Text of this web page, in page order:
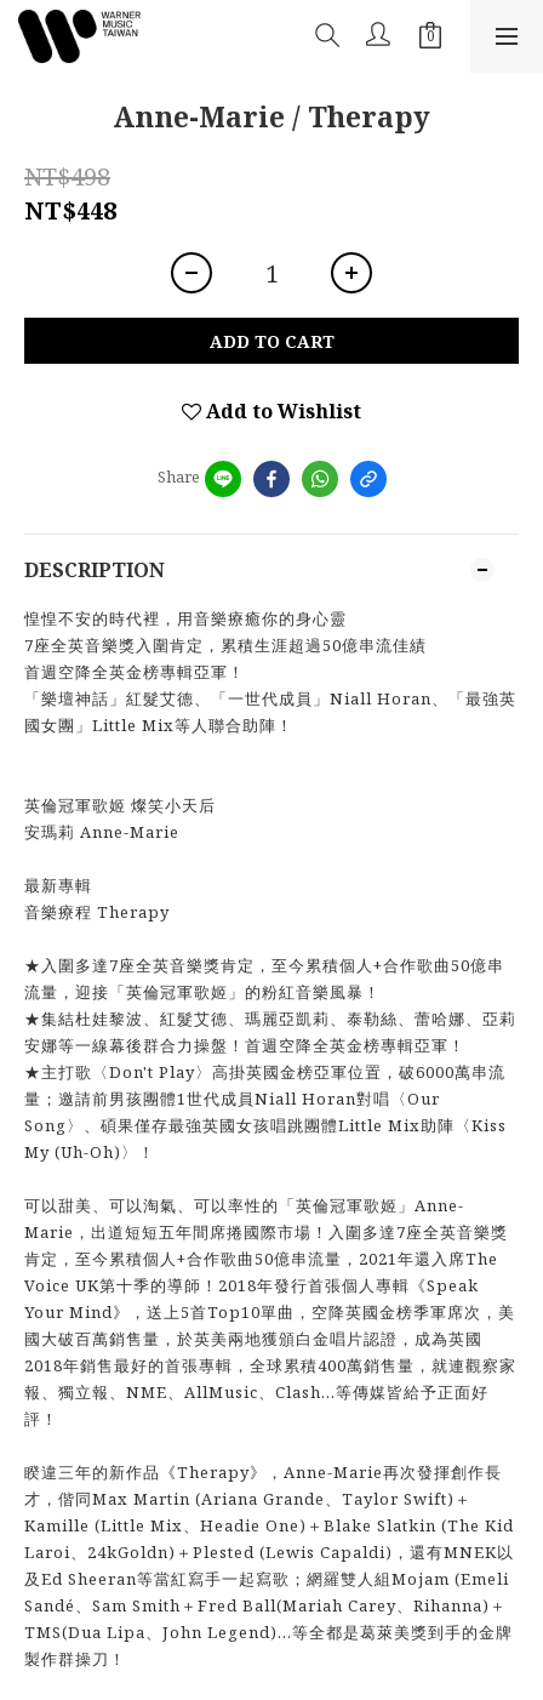
Anne-Marie / Therapy
NT$498
NT$448
ADD TO CART
Add to Wishlist
Share
DESCRIPTION
惶惶不安的時代裡，用音樂療癒你的身心靈
7座全英音樂獎入圍肯定，累積生涯超過50億串流佳績
首週空降全英金榜專輯亞軍！
「樂壇神話」紅髮艾德、「一世代成員」Niall Horan、「最強英
國女團」Little Mix等人聯合助陣！
英倫冠軍歌姬 燦笑小天后
安瑪莉 Anne-Marie
最新專輯
音樂療程 Therapy
★入圍多達7座全英音樂獎肯定，至今累積個人+合作歌曲50億串
流量，迎接「英倫冠軍歌姬」的粉紅音樂風暴！
★集結杜娃黎波、紅髮艾德、瑪麗亞凱莉、泰勒絲、蕾哈娜、亞莉
安娜等一線幕後群合力操盤！首週空降全英金榜專輯亞軍！
★主打歌〈Don't Play〉高掛英國金榜亞軍位置，破6000萬串流
量；邀請前男孩團體1世代成員Niall Horan對唱〈Our
Song〉、碩果僅存最強英國女孩唱跳團體Little Mix助陣〈Kiss
My (Uh-Oh)〉！
可以甜美、可以淘氣、可以率性的「英倫冠軍歌姬」Anne-
Marie，出道短短五年間席捲國際市場！入圍多達7座全英音樂獎
肯定，至今累積個人+合作歌曲50億串流量，2021年還入席The
Voice UK第十季的導師！2018年發行首張個人專輯《Speak
Your Mind》，送上5首Top10單曲，空降英國金榜季軍席次，美
國大破百萬銷售量，於英美兩地獲頒白金唱片認證，成為英國
2018年銷售最好的首張專輯，全球累積400萬銷售量，就連觀察家
報、獨立報、NME、AllMusic、Clash...等傳媒皆給予正面好
評！
睽違三年的新作品《Therapy》，Anne-Marie再次發揮創作長
才，偕同Max Martin (Ariana Grande、Taylor Swift)＋
Kamille (Little Mix、Headie One)＋Blake Slatkin (The Kid
Laroi、24kGoldn)＋Plested (Lewis Capaldi)，還有MNEK以
及Ed Sheeran等當紅寫手一起寫歌；網羅雙人組Mojam (Emeli
Sandé、Sam Smith＋Fred Ball(Mariah Carey、Rihanna)＋
TMS(Dua Lipa、John Legend)...等全都是葛萊美獎到手的金牌
製作群操刀！